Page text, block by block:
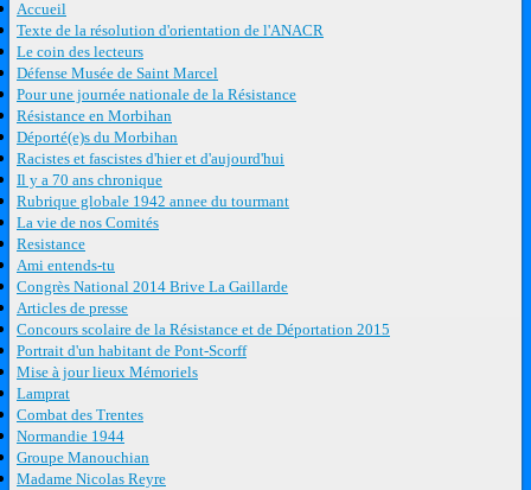
Accueil
Texte de la résolution d'orientation de l'ANACR
Le coin des lecteurs
Défense Musée de Saint Marcel
Pour une journée nationale de la Résistance
Résistance en Morbihan
Déporté(e)s du Morbihan
Racistes et fascistes d'hier et d'aujourd'hui
Il y a 70 ans chronique
Rubrique globale 1942 annee du tourmant
La vie de nos Comités
Resistance
Ami entends-tu
Congrès National 2014 Brive La Gaillarde
Articles de presse
Concours scolaire de la Résistance et de Déportation 2015
Portrait d'un habitant de Pont-Scorff
Mise à jour lieux Mémoriels
Lamprat
Combat des Trentes
Normandie 1944
Groupe Manouchian
Madame Nicolas Reyre